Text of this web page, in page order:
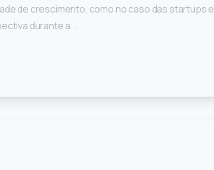
de crescimento, como no caso das startups e
durante a...